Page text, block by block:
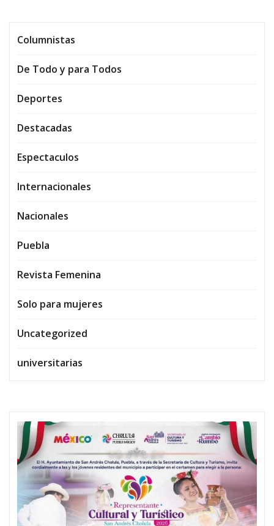
Columnistas
De Todo y para Todos
Deportes
Destacadas
Espectaculos
Internacionales
Nacionales
Puebla
Revista Femenina
Solo para mujeres
Uncategorized
universitarias